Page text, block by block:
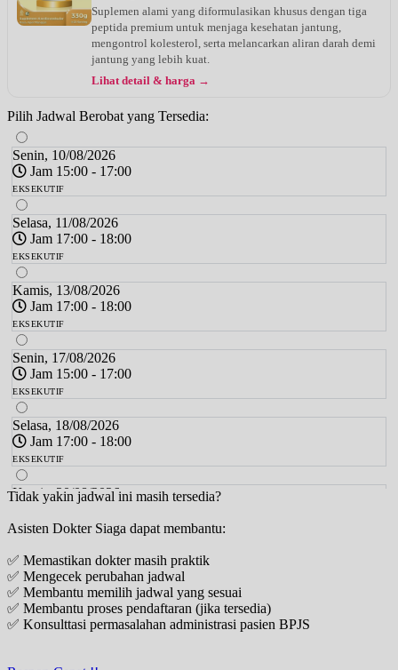
Suplemen alami yang diformulasikan khusus dengan tiga
peptida premium untuk menjaga kesehatan jantung,
mengontrol kolesterol, serta melancarkan aliran darah demi
jantung yang lebih kuat.
Lihat detail & harga →
Pilih Jadwal Berobat yang Tersedia:
Senin, 10/08/2026
Jam 15:00 - 17:00
EKSEKUTIF
Selasa, 11/08/2026
Jam 17:00 - 18:00
EKSEKUTIF
Kamis, 13/08/2026
Jam 17:00 - 18:00
EKSEKUTIF
Senin, 17/08/2026
Jam 15:00 - 17:00
EKSEKUTIF
Selasa, 18/08/2026
Jam 17:00 - 18:00
EKSEKUTIF
Kamis, 20/08/2026
Jam 17:00 - 18:00
EKSEKUTIF
Senin, 24/08/2026
Jam 15:00 - 17:00
EKSEKUTIF
Selasa, 25/08/2026
Tidak yakin jadwal ini masih tersedia?
Asisten Dokter Siaga dapat membantu:
✅ Memastikan dokter masih praktik
✅ Mengecek perubahan jadwal
✅ Membantu memilih jadwal yang sesuai
✅ Membantu proses pendaftaran (jika tersedia)
✅ Konsulttasi permasalahan administrasi pasien BPJS